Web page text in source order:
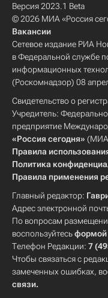
Версия 2023.1 Beta
© 2026 МИА «Россия
Вакансии
Сетевое издание РИА
в Федеральной службе
информационных
(Роскомнадзор) 08
Свидетельство о
Учредитель:
предприятие
«Россия сегодня» (МИА
Правила
Политика
Правила применения
Главный редактор:
Адрес электронной
По вопросам
воспользуйтесьформой
Телефон Редакции: 7
Чтобы связаться с
замеченных ошибках,
связи.